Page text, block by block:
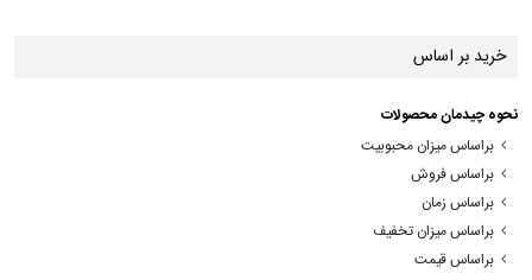
خرید بر اساس
نحوه چیدمان محصولات
براساس میزان محبوبیت
براساس فروش
براساس زمان
براساس میزان تخفیف
براساس قیمت